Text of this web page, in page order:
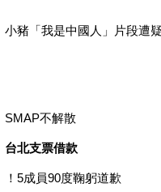
小豬「我是中國人」片段遭
SMAP不解散
台北支票借款
！5成員90度鞠躬道歉